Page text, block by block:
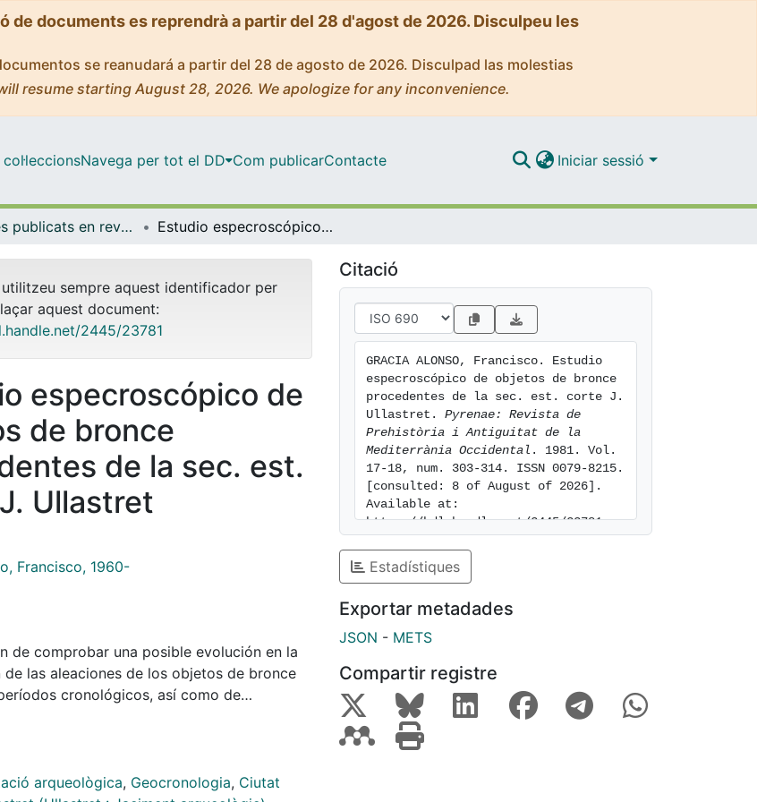
de documents es reprendrà a partir del 28 d'agost de 2026. Disculpeu les
se reanudará a partir del 28 de agosto de 2026. Disculpad las molestias
resume starting August 28, 2026. We apologize for any inconvenience.
Navega per tot el DD Com publicarContacte Iniciar sessió
Articles publicats en revistes (Història i Arqueologia) Estudio especroscópico de objetos de bronce procedentes de la sec. est. corte J. Ullastret
utilitzeu sempre aquest identificador per
aquest document:
2445/23781
especroscópico de
de bronce
de la sec. est.
Ullastret
Francisco, 1960-
de comprobar una posible evolución en la
las aleaciones de los objetos de bronce
cronológicos, así como de
diferencias entre piezas de naturaleza
las mismas en el yacimiento por medio de
de escorias y fragmentos de piezas
arqueològica, Geocronologia, Ciutat
Citació
GRACIA ALONSO, Francisco. Estudio
especroscópico de objetos de bronce
procedentes de la sec. est. corte J.
Ullastret. Pyrenae: Revista de
Prehistòria i Antiguitat de la
Mediterrània Occidental . 1981. Vol.
17-18, num. 303-314. ISSN 0079-8215.
[consulted: 8 of August of 2026].
Available at:
https://hdl.handle.net/2445/23781
Estadístiques
Exportar metadades
JSON - METS
Compartir registre